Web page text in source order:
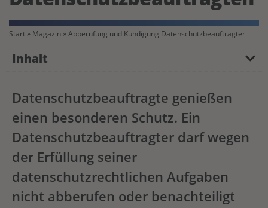
Start » Magazin »Abberufung und Kündigung Datenschutzbeauftragter
Inhalt
Datenschutzbeauftragte genießen
einen besonderen Schutz. Ein
Datenschutzbeauftragter darf wegen
der Erfüllung seiner
datenschutzrechtlichen Aufgaben
nicht abberufen oder benachteiligt